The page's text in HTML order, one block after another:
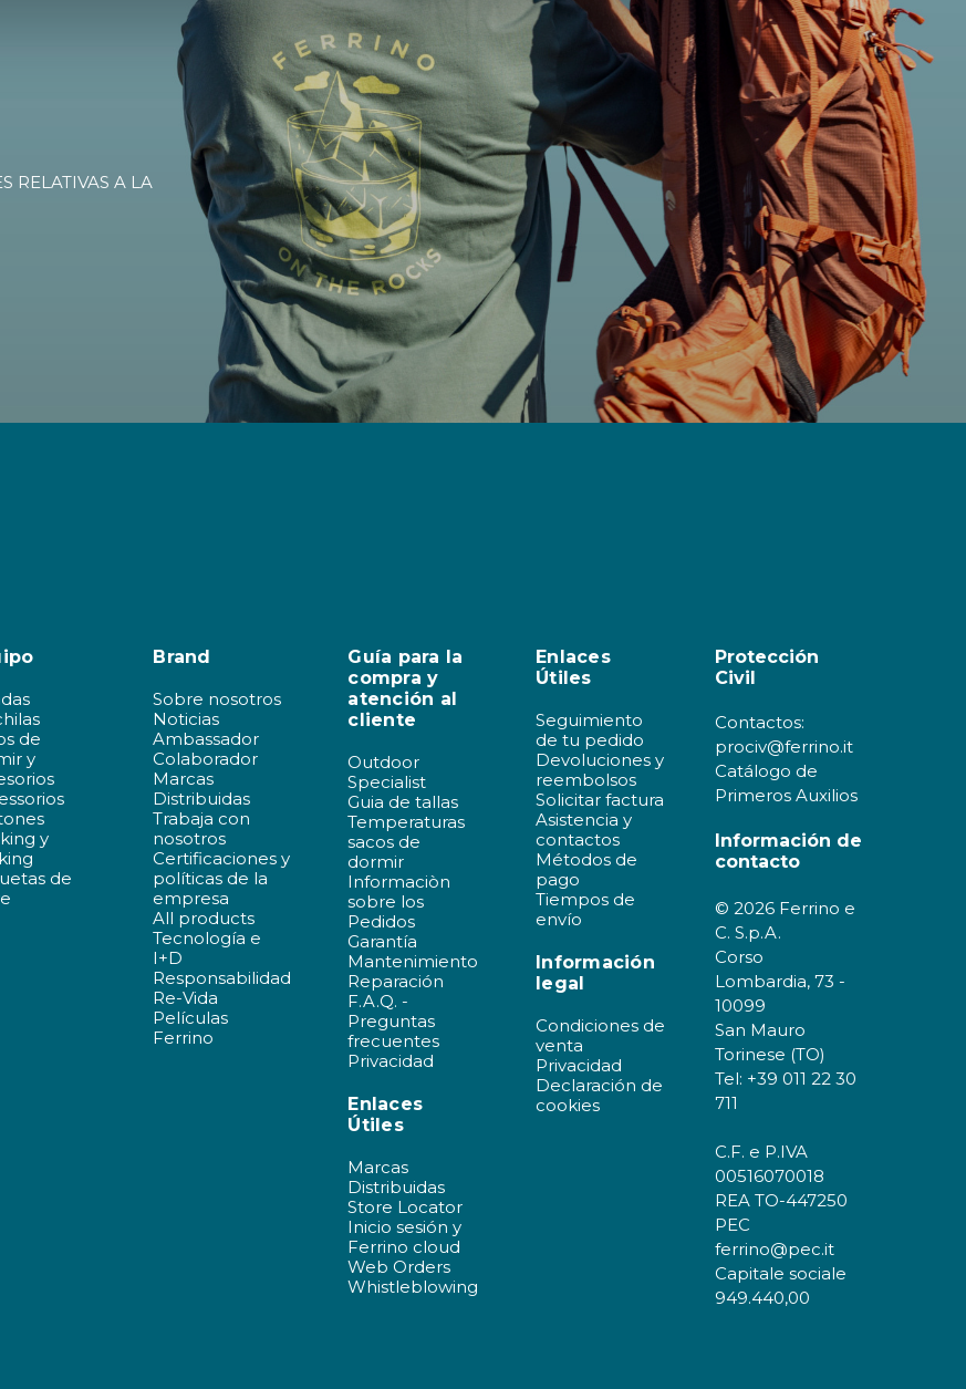
RELATIVAS A LA
de
y
y
de
Brand
Sobre nosotros
Noticias
Ambassador
Colaborador
Marcas
Distribuidas
Trabaja con
nosotros
Certificaciones y
políticas de la
empresa
All products
Tecnología e
I+D
Responsabilidad
Re-Vida
Películas
Ferrino
Guía para la
compra y
atención al
cliente
Outdoor
Specialist
Guia de tallas
Temperaturas
sacos de
dormir
Informaciòn
sobre los
Pedidos
Garantía
Mantenimiento
Reparación
F.A.Q. -
Preguntas
frecuentes
Privacidad
Enlaces
Útiles
Marcas
Distribuidas
Store Locator
Inicio sesión y
Ferrino cloud
Web Orders
Whistleblowing
Enlaces
Útiles
Seguimiento
de tu pedido
Devoluciones y
reembolsos
Solicitar factura
Asistencia y
contactos
Métodos de
pago
Tiempos de
envío
Información
legal
Condiciones de
venta
Privacidad
Declaración de
cookies
Protección
Civil
Contactos:
prociv@ferrino.it
Catálogo de
Primeros Auxilios
Información de
contacto
© 2026 Ferrino e
C. S.p.A.
Corso
Lombardia, 73 -
10099
San Mauro
Torinese (TO)
Tel: +39 011 22 30
711
C.F. e P.IVA
00516070018
REA TO-447250
PEC
ferrino@pec.it
Capitale sociale
949.440,00